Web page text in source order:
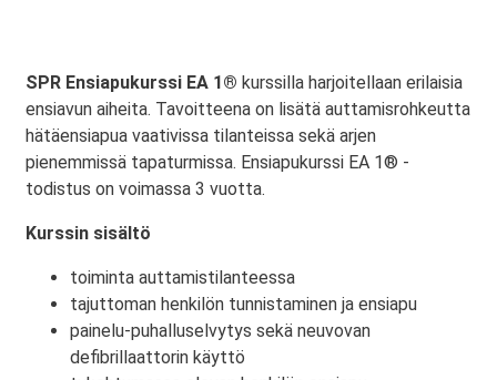
SPR Ensiapukurssi EA 1® kurssilla harjoitellaan erilaisia
ensiavun aiheita. Tavoitteena on lisätä auttamisrohkeutta
hätäensiapua vaativissa tilanteissa sekä arjen
pienemmissä tapaturmissa. Ensiapukurssi EA 1® -
todistus on voimassa 3 vuotta.
Kurssin sisältö
toiminta auttamistilanteessa
tajuttoman henkilön tunnistaminen ja ensiapu
painelu-puhalluselvytys sekä neuvovan
defibrillaattorin käyttö